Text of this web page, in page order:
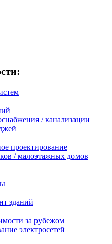
/ канализации
проектирование
/ малоэтажных домов
зданий
за рубежом
электросетей